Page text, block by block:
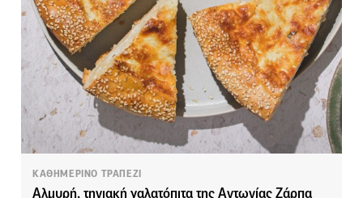
ΚΑΘΗΜΕΡΙΝΟ ΤΡΑΠΕΖΙ
Αλμυρή, τηνιακή γαλατόπιτα της Αντωνίας Ζάρπα